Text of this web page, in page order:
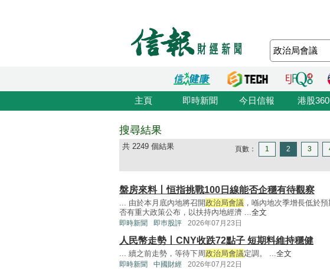
主頁 即時新聞 今日信報 港股360
搜尋結果
共 2249 個結果 頁數： 1 2 3
盤房來料丨恒指挑戰100日線能否企穩有待觀察
... 由於本月底內地將召開政治局會議 ，喺內地次季增長低於
否有重大政策公布，以扶持內地經濟 ...全文
即時新聞 即巿股評 2026年07月23日
人民幣走勢丨CNY收跌72點子 短期料維持穩健
... 續之前走勢，等待下周政治局會議定調。 ...全文
即時新聞 中國財經 2026年07月22日